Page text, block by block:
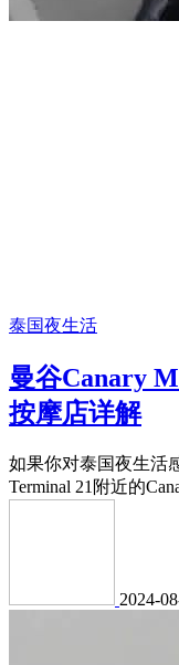
泰国夜生活
曼谷Canary
按摩店详解
如果你对泰国夜生活
Terminal 21附近的
2024-